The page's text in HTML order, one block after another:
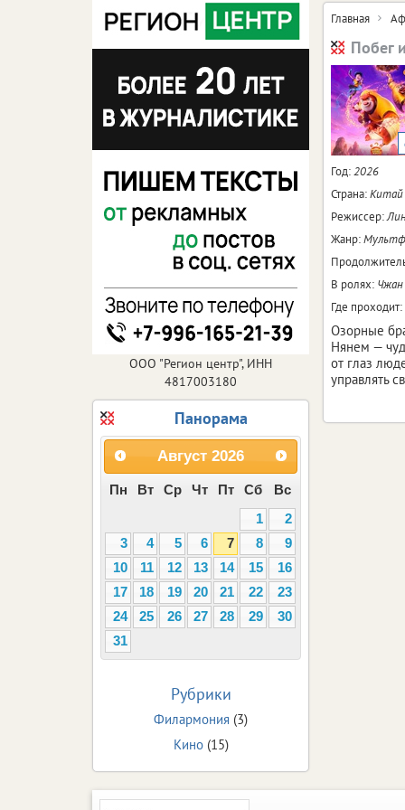
Главная
Побег
Год:2026
Страна:Китай
Режиссер:
Жанр:
В ролях: Чжан
Где проходит:
Озорные
Нянем —
от глаз
управлять
ООО "Регион центр", ИНН
4817003180
Панорама
Август 2026
Пн Вт Ср Чт Пт Сб
Вс
1
2
3
4 5 6 7 8
9
10
11 12 13 14 15
16
17
18 19 20 21 22
23
24
25 26 27 28 29
30
31
Рубрики
Филармония (3)
Кино(15)